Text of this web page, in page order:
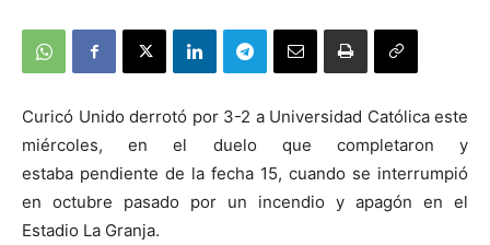
Curicó Unido derrotó por 3-2 a Universidad Católica este
miércoles, en el duelo que completaron y
estaba pendiente de la fecha 15, cuando se interrumpió
en octubre pasado por un incendio y apagón en el
Estadio La Granja.